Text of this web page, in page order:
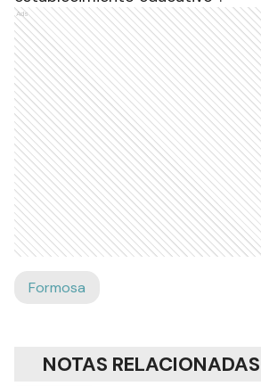
Ads
Formosa
NOTAS RELACIONADAS